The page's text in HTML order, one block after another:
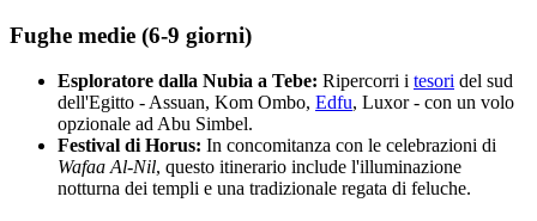
Fughe medie (6-9 giorni)
Esploratore dalla Nubia a Tebe: Ripercorri i tesori del sud
dell'Egitto - Assuan, Kom Ombo, Edfu, Luxor - con un volo
opzionale ad Abu Simbel.
Festival di Horus: In concomitanza con le celebrazioni di
Wafaa Al-Nil, questo itinerario include l'illuminazione
notturna dei templi e una tradizionale regata di feluche.